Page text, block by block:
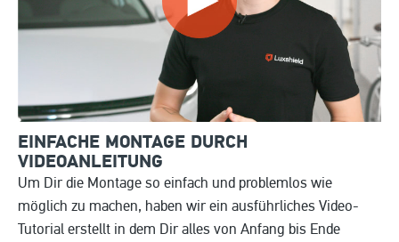
EINFACHE MONTAGE DURCH
VIDEOANLEITUNG
Um Dir die Montage so einfach und problemlos wie
möglich zu machen, haben wir ein ausführliches Video-
Tutorial erstellt in dem Dir alles von Anfang bis Ende